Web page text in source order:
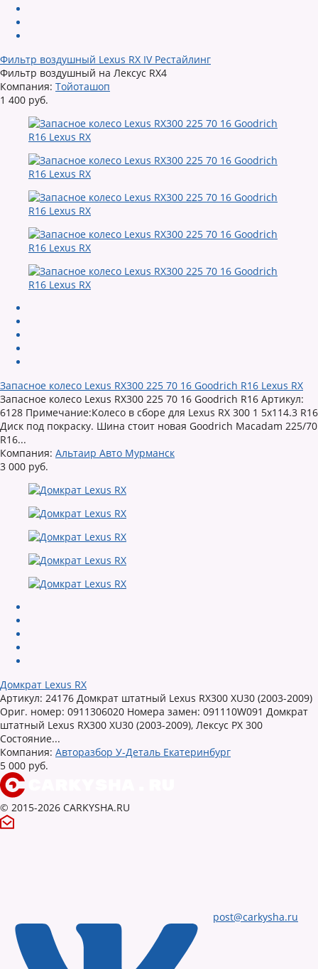
Фильтр воздушный Lexus RX IV Рестайлинг
Фильтр воздушный на Лексус RX4
Компания: Тойоташоп
1 400 руб.
Запасное колесо Lexus RX300 225 70 16 Goodrich R16 Lexus RX
Запасное колесо Lexus RX300 225 70 16 Goodrich R16 Артикул:
6128 Примечание:Колесо в сборе для Lexus RX 300 1 5x114.3 R16
Диск под покраску. Шина стоит новая Goodrich Macadam 225/70
R16...
Компания: Альтаир Авто Мурманск
3 000 руб.
Домкрат Lexus RX
Артикул: 24176 Домкрат штатный Lexus RX300 XU30 (2003-2009)
Ориг. номер: 0911306020 Номера замен: 091110W091 Домкрат
штатный Lexus RX300 XU30 (2003-2009), Лексус РХ 300
Состояние...
Компания: Авторазбор У-Деталь Екатеринбург
5 000 руб.
© 2015-2026 CARKYSHA.RU
post@carkysha.ru